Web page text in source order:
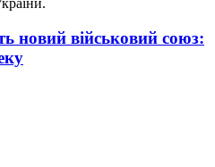
новий військовий союз: